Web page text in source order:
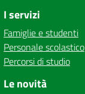
I servizi
Famiglie e studenti
Personale scolastico
Percorsi di studio
Le novità